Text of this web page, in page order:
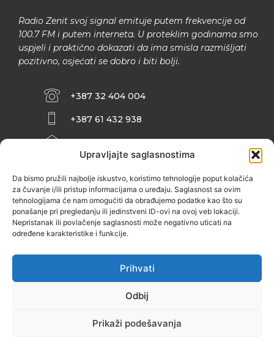
Upravljajte saglasnostima
Da bismo pružili najbolje iskustvo, koristimo tehnologije poput kolačića
za čuvanje i/ili pristup informacijama o uređaju. Saglasnost sa ovim
tehnologijama će nam omogućiti da obrađujemo podatke kao što su
ponašanje pri pregledanju ili jedinstveni ID-ovi na ovoj veb lokaciji.
Nepristanak ili povlačenje saglasnosti može negativno uticati na
određene karakteristike i funkcije.
Prihvati
Odbij
Prikaži podešavanja
Radio Zenit svoj signal emituje putem frekvencije od
100.7 FM i putem interneta. U proteklim godinama smo
uspjeli i praktično dokazati da ima smisla razmišljati
pozitivno, osjećati se dobro i biti bolji.
+387 32 404 004
+387 61 432 938
INFO@ZENIT.BA
ZENIČANKA, 3. SPRAT), 72000 ZENICA